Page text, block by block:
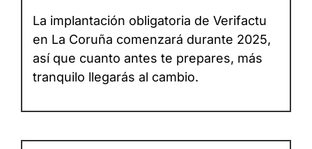
La implantación obligatoria de Verifactu
en La Coruña comenzará durante 2025,
así que cuanto antes te prepares, más
tranquilo llegarás al cambio.